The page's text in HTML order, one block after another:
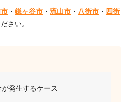
・ 鎌ヶ谷市 ・ 流山市 ・ 八街市 ・ 四街
さい。
発生するケース